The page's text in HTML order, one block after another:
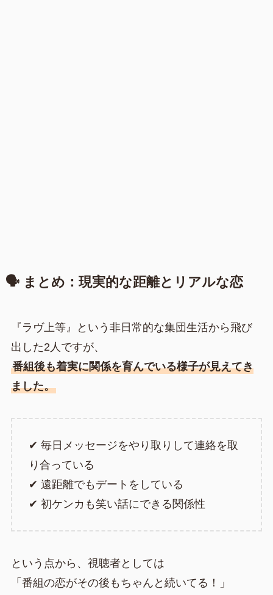
🗣 まとめ：現実的な距離とリアルな恋
『ラヴ上等』という非日常的な集団生活から飛び
出した2人ですが、
番組後も着実に関係を育んでいる様子が見えてき
ました。
✔︎ 毎日メッセージをやり取りして連絡を取
り合っている
✔︎ 遠距離でもデートをしている
✔︎ 初ケンカも笑い話にできる関係性
という点から、視聴者としては
「番組の恋がその後もちゃんと続いてる！」